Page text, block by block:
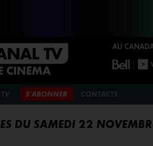
AU
S'ABONNER CONTACTS
DU SAMEDI 22